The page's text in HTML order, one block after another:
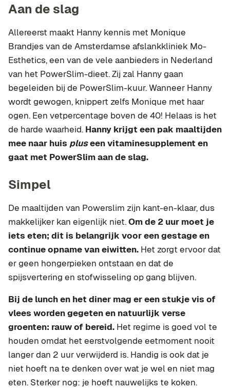
Aan de slag
Allereerst maakt Hanny kennis met Monique
Brandjes van de Amsterdamse afslankkliniek Mo-
Esthetics, een van de vele aanbieders in Nederland
van het PowerSlim-dieet. Zij zal Hanny gaan
begeleiden bij de PowerSlim-kuur. Wanneer Hanny
wordt gewogen, knippert zelfs Monique met haar
ogen. Een vetpercentage boven de 40! Helaas is het
de harde waarheid. Hanny krijgt een pak maaltijden
mee naar huis pluseen vitaminesupplement en
gaat met PowerSlim aan de slag.
Simpel
De maaltijden van Powerslim zijn kant-en-klaar, dus
makkelijker kan eigenlijk niet.Om de 2 uur moet je
iets eten; dit is belangrijk voor een gestage en
continue opname van eiwitten. Het zorgt ervoor dat
er geen hongerpieken ontstaan en dat de
spijsvertering en stofwisseling op gang blijven.
Bij de lunch en het diner mag er een stukje vis of
vlees worden gegeten en natuurlijk verse
groenten: rauw of bereid. Het regime is goed vol te
houden omdat het eerstvolgende eetmoment nooit
langer dan 2 uur verwijderd is. Handig is ook dat je
niet hoeft na te denken over wat je wel en niet mag
eten. Sterker nog: je hoeft nauwelijks te koken.